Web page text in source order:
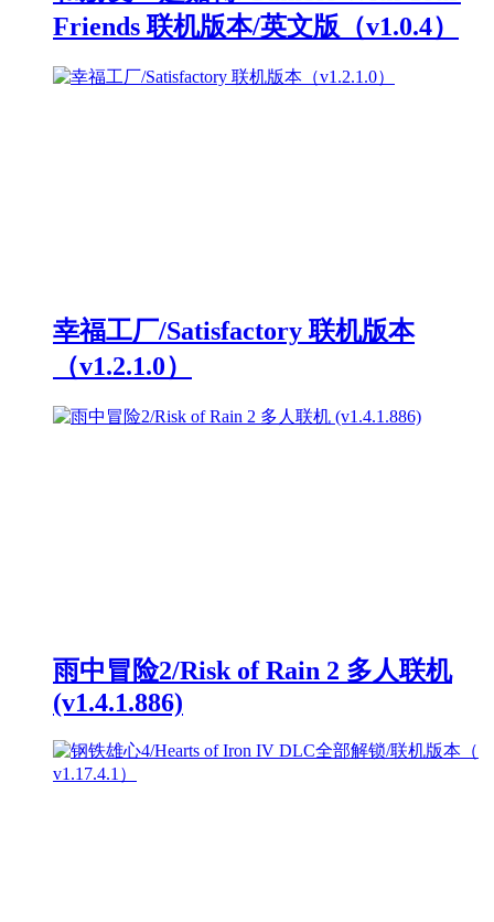
Friends 联机版本/英文版（v1.0.4）
幸福工厂/Satisfactory 联机版本
（v1.2.1.0）
雨中冒险2/Risk of Rain 2 多人联机
(v1.4.1.886)